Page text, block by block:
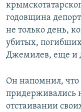
годовщина
не только день,
убитых,
Джемилев, еще и
Он напомнил, что
придерживались
отстаивании